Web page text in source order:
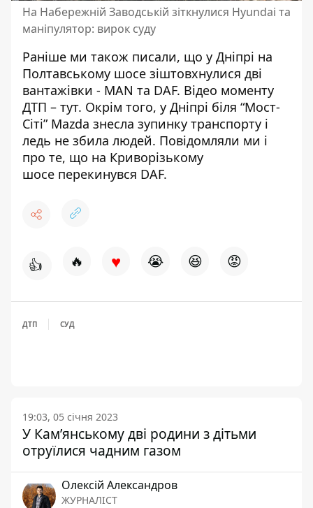
На Набережній Заводській зіткнулися Hyundai та
маніпулятор: вирок суду
Раніше ми також писали, що у Дніпрі на
Полтавському шосе зіштовхнулися дві
вантажівки - MAN та DAF. Відео моменту
ДТП – тут. Окрім того, у Дніпрі біля “Мост-
Сіті” Mazda знесла зупинку транспорту і
ледь не збила людей. Повідомляли ми і
про те, що на Криворізькому
шосе перекинувся DAF.
👍 🔥 ♥ 😭 😆 😡
ДТП СУД
19:03, 05 січня 2023
У Кам’янському дві родини з дітьми
отруїлися чадним газом
Олексій Александров
ЖУРНАЛІСТ